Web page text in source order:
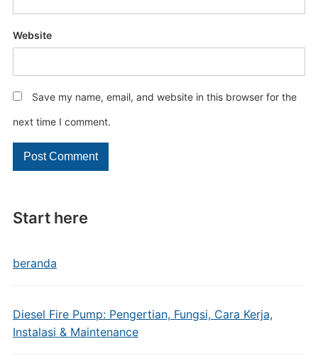
Start here
beranda
Diesel Fire Pump: Pengertian, Fungsi, Cara Kerja,
Instalasi & Maintenance
Website
Save my name, email, and website in this browser for the
next time I comment.